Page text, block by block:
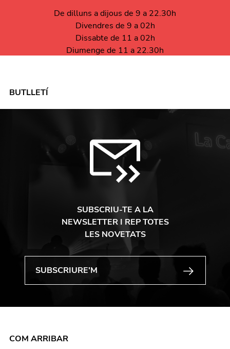
De dilluns a dijous de 9 a 22.30h
Divendres de 9 a 02h
Dissabte de 11 a 02h
Diumenge de 11 a 22.30h
BUTLLETÍ
SUBSCRIU-TE A LA
NEWSLETTER I REP TOTES
LES NOVETATS
COM ARRIBAR